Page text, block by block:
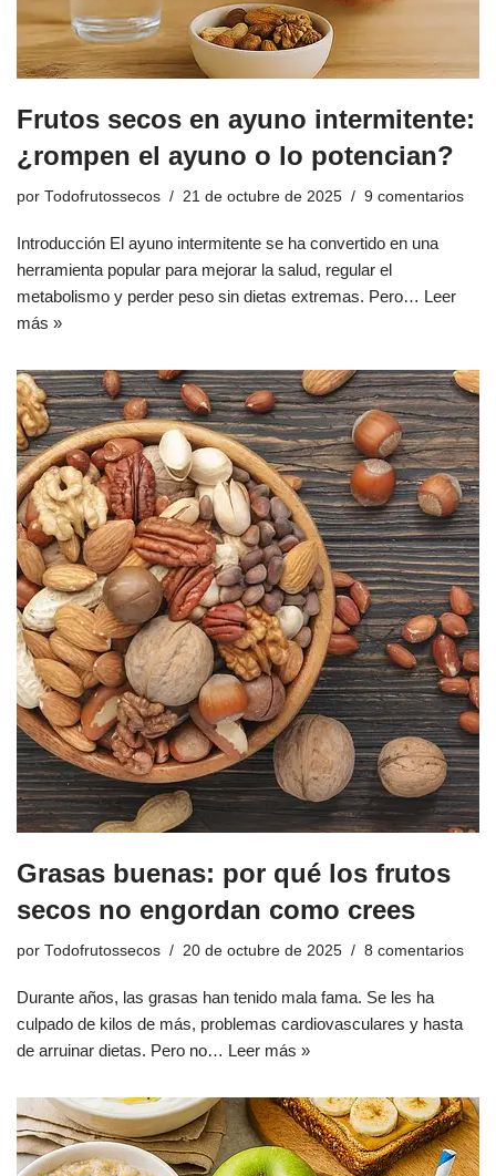
Frutos secos en ayuno intermitente:
¿rompen el ayuno o lo potencian?
por Todofrutossecos 21 de octubre de 2025 9 comentarios
Introducción El ayuno intermitente se ha convertido en una
herramienta popular para mejorar la salud, regular el
metabolismo y perder peso sin dietas extremas. Pero… Leer
más »
Grasas buenas: por qué los frutos
secos no engordan como crees
por Todofrutossecos 20 de octubre de 2025 8 comentarios
Durante años, las grasas han tenido mala fama. Se les ha
culpado de kilos de más, problemas cardiovasculares y hasta
de arruinar dietas. Pero no… Leer más »